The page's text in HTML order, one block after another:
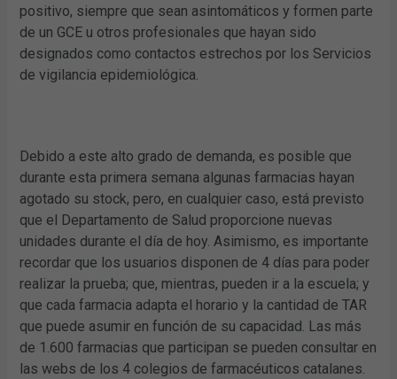
positivo, siempre que sean asintomáticos y formen parte
de un GCE u otros profesionales que hayan sido
designados como contactos estrechos por los Servicios
de vigilancia epidemiológica.
Debido a este alto grado de demanda, es posible que
durante esta primera semana algunas farmacias hayan
agotado su stock, pero, en cualquier caso, está previsto
que el Departamento de Salud proporcione nuevas
unidades durante el día de hoy. Asimismo, es importante
recordar que los usuarios disponen de 4 días para poder
realizar la prueba; que, mientras, pueden ir a la escuela; y
que cada farmacia adapta el horario y la cantidad de TAR
que puede asumir en función de su capacidad. Las más
de 1.600 farmacias que participan se pueden consultar en
las webs de los 4 colegios de farmacéuticos catalanes.